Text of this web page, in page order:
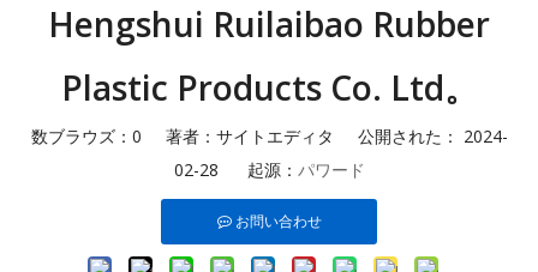
Hengshui Ruilaibao Rubber
Plastic Products Co. Ltd。
数ブラウズ： 0 著者：サイトエディタ 公開された： 2024-
02-28 起源： パワード
お問い合わせ